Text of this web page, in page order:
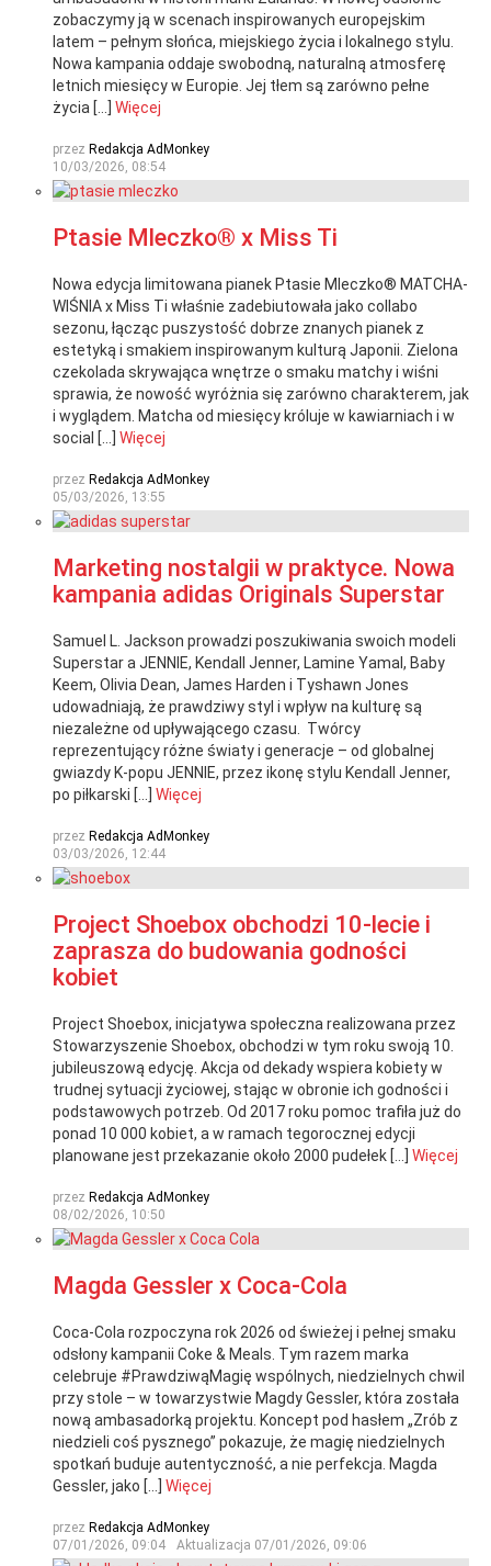
zobaczymy ją w scenach inspirowanych europejskim
latem – pełnym słońca, miejskiego życia i lokalnego stylu.
Nowa kampania oddaje swobodną, naturalną atmosferę
letnich miesięcy w Europie. Jej tłem są zarówno pełne
życia […] Więcej
przez Redakcja AdMonkey
10/03/2026, 08:54
Ptasie Mleczko® x Miss Ti
Nowa edycja limitowana pianek Ptasie Mleczko® MATCHA-
WIŚNIA x Miss Ti właśnie zadebiutowała jako collabo
sezonu, łącząc puszystość dobrze znanych pianek z
estetyką i smakiem inspirowanym kulturą Japonii. Zielona
czekolada skrywająca wnętrze o smaku matchy i wiśni
sprawia, że nowość wyróżnia się zarówno charakterem, jak
i wyglądem. Matcha od miesięcy króluje w kawiarniach i w
social […] Więcej
przez Redakcja AdMonkey
05/03/2026, 13:55
Marketing nostalgii w praktyce. Nowa
kampania adidas Originals Superstar
Samuel L. Jackson prowadzi poszukiwania swoich modeli
Superstar a JENNIE, Kendall Jenner, Lamine Yamal, Baby
Keem, Olivia Dean, James Harden i Tyshawn Jones
udowadniają, że prawdziwy styl i wpływ na kulturę są
niezależne od upływającego czasu. Twórcy
reprezentujący różne światy i generacje – od globalnej
gwiazdy K-popu JENNIE, przez ikonę stylu Kendall Jenner,
po piłkarski […] Więcej
przez Redakcja AdMonkey
03/03/2026, 12:44
Project Shoebox obchodzi 10-lecie i
zaprasza do budowania godności
kobiet
Project Shoebox, inicjatywa społeczna realizowana przez
Stowarzyszenie Shoebox, obchodzi w tym roku swoją 10.
jubileuszową edycję. Akcja od dekady wspiera kobiety w
trudnej sytuacji życiowej, stając w obronie ich godności i
podstawowych potrzeb. Od 2017 roku pomoc trafiła już do
ponad 10 000 kobiet, a w ramach tegorocznej edycji
planowane jest przekazanie około 2000 pudełek […] Więcej
przez Redakcja AdMonkey
08/02/2026, 10:50
Magda Gessler x Coca-Cola
Coca-Cola rozpoczyna rok 2026 od świeżej i pełnej smaku
odsłony kampanii Coke & Meals. Tym razem marka
celebruje #PrawdziwąMagię wspólnych, niedzielnych chwil
przy stole – w towarzystwie Magdy Gessler, która została
nową ambasadorką projektu. Koncept pod hasłem „Zrób z
niedzieli coś pysznego” pokazuje, że magię niedzielnych
spotkań buduje autentyczność, a nie perfekcja. Magda
Gessler, jako […] Więcej
przez Redakcja AdMonkey
07/01/2026, 09:04
Aktualizacja 07/01/2026, 09:06